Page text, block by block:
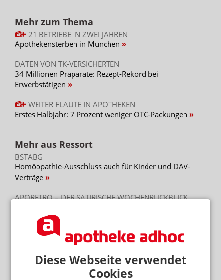
Diese Webseite verwendet
Cookies
Mehr zum Thema
21 BETRIEBE IN ZWEI JAHREN
Apothekensterben in München
DATEN VON TK-VERSICHERTEN
34 Millionen Präparate: Rezept-Rekord bei
Erwerbstätigen
WEITER FLAUTE IN APOTHEKEN
Erstes Halbjahr: 7 Prozent weniger OTC-Packungen
Mehr aus Ressort
BSTABG
Homöopathie-Ausschluss auch für Kinder und DAV-
Verträge
APORETRO – DER SATIRISCHE WOCHENRÜCKBLICK
PREISSENKUNG NACH BESTELLUNG
Monatswechsel: Apotheke verliert 2000 Euro